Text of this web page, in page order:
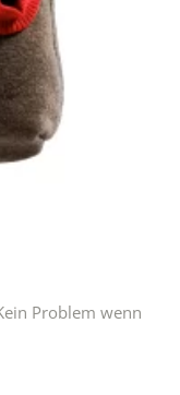
Problem wenn